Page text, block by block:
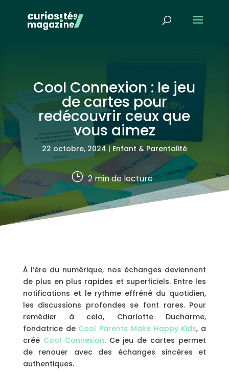
Cool Connexion : le jeu
de cartes pour
redécouvrir ceux que
vous aimez
22 octobre, 2024 | Enfant & Parentalité
} 2min de lecture
À l’ère du numérique, nos échanges deviennent
de plus en plus rapides et superficiels. Entre les
notifications et le rythme effréné du quotidien,
les discussions profondes se font rares. Pour
remédier à cela, Charlotte Ducharme,
fondatrice de Cool Parents Make Happy Kids, a
créé Cool Connexion. Ce jeu de cartes permet
de renouer avec des échanges sincères et
authentiques.